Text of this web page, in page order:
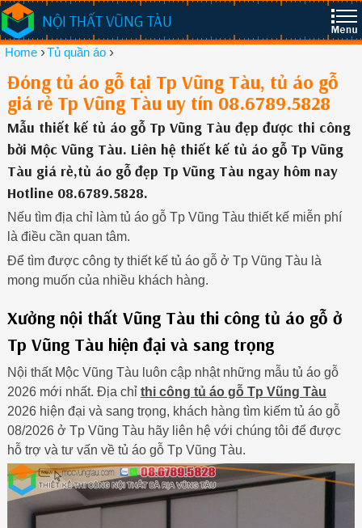
NỘI THẤT VŨNG TÀU
Home ›Tủ quần áo ›
Đóng tủ áo gỗ tại Tp Vũng Tàu, tủ áo gỗ
giá rẻ Tp Vũng Tàu uy tín 08.6789.5828
Mẫu thiết kế tủ áo gỗ Tp Vũng Tàu đẹp được thi công
bởi Mộc Vũng Tàu. Liên hệ thiết kế tủ áo gỗ Tp Vũng
Tàu giá rẻ,tủ áo gỗ đẹp Tp Vũng Tàu ngay hôm nay
Hotline 08.6789.5828.
Nếu tìm địa chỉ làm tủ áo gỗ Tp Vũng Tàu thiết kế miễn phí
là điều cần quan tâm.
Để tìm được công ty thiết kế tủ áo gỗ ở Tp Vũng Tàu là
mong muốn của nhiều khách hàng.
Xưởng nội thất Vũng Tàu thi công tủ áo gỗ ở
Tp Vũng Tàu hiện đại và sang trọng
Nội thất Mộc Vũng Tàu luôn cập nhật những mẫu tủ áo gỗ
2026 mới nhất. Địa chỉ thi công tủ áo gỗ Tp Vũng Tàu
2026 hiện đại và sang trọng, khách hàng tìm kiếm tủ áo gỗ
08/2026 ở Tp Vũng Tàu hãy liên hệ với chúng tôi để được
hỗ trợ và tư vấn về tủ áo gỗ Tp Vũng Tàu.